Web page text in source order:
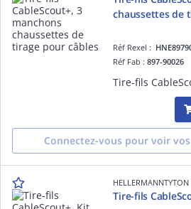
chaussettes de
Réf Rexel :
Réf Fab :897-90026
Connectez-vous pour voir
HELLERMANNTYTON
Tire-fils